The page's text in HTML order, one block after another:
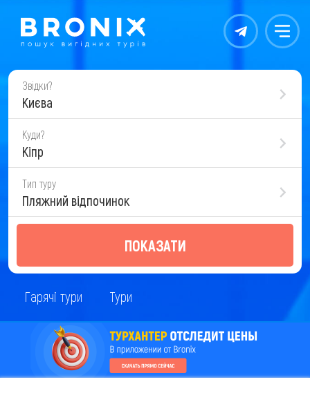
Контакты Меню
Звідки?
Києва
Куди?
Кіпр
Тип туру
Пляжний відпочинок
ПОКАЗАТИ
Гарячі тури Тури